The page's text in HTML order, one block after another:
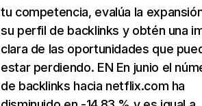
tu competencia, evalúa la
su perfil de backlinks y obtén una
clara de las oportunidades que
estar perdiendo. EN En junio el
de backlinks hacia netflix.com ha